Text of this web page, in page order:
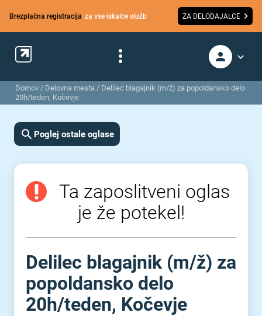
Brezplačna registracija za vse iskalce služb ZA DELODAJALCE
Domov / Delovna mesta / Delilec blagajnik (m/ž) za popoldansko delo
20h/teden, Kočevje
Poglej ostale oglase
Ta zaposlitveni oglas
je že potekel!
Delilec blagajnik (m⁠/⁠ž) za
popoldansko delo
20h⁠/⁠teden, Kočevje